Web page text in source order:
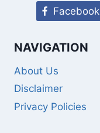
Facebook
NAVIGATION
About Us
Disclaimer
Privacy Policies